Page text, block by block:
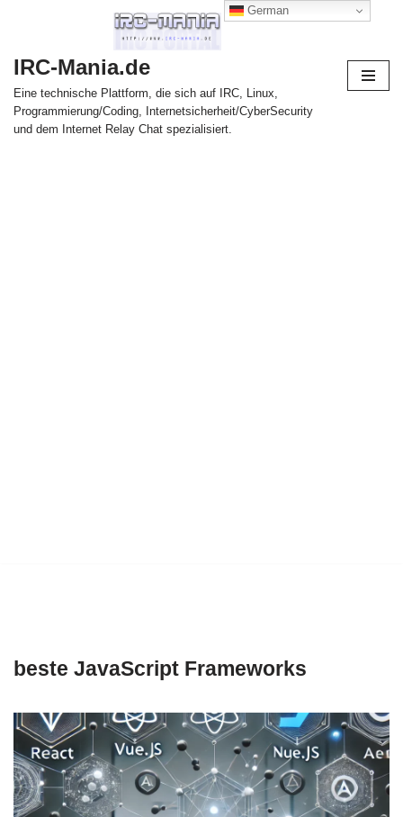
Inhalt
springen
IRC-Mania.de
Eine technische Plattform, die sich auf IRC, Linux,
Programmierung/Coding, Internetsicherheit/CyberSecurity
und dem Internet Relay Chat spezialisiert.
beste JavaScript Frameworks
German